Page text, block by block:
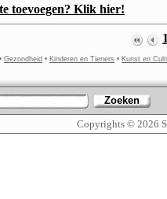
toevoegen? Klik hier!
1
• Gezondheid • Kinderen en Tieners • Kunst en
Zoeken
Copyrights © 2026